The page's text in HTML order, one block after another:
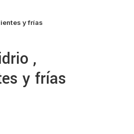
y frías
,
y frías